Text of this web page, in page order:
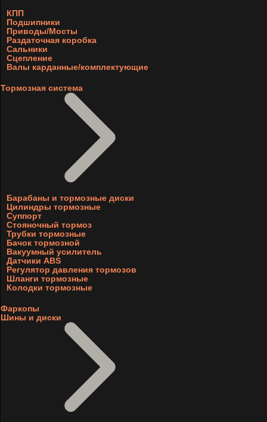
КПП
Подшипники
Приводы/Мосты
Раздаточная коробка
Сальники
Сцепление
Валы карданные/комплектующие
Тормозная система
Барабаны и тормозные диски
Цилиндры тормозные
Суппорт
Стояночный тормоз
Трубки тормозные
Бачок тормозной
Вакуумный усилитель
Датчики ABS
Регулятор давления тормозов
Шланги тормозные
Колодки тормозные
Фаркопы
Шины и диски